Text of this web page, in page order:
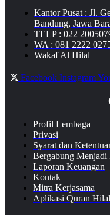
Kantor Pusat : Jl.
Bandung, Jawa
TELP : 022
WA : 081 2222
Wakaf Al Hilal
Facebook Instagram
Profil Lembaga
Privasi
Syarat dan
Bergabung Menjadi
Laporan Keuangan
Kontak
Mitra Kerjasama
Aplikasi Quran Hilal